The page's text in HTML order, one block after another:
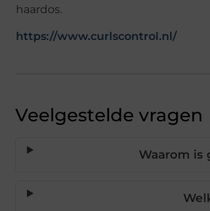
haardos.
https://www.curlscontrol.nl/
Veelgestelde vragen
Waarom is